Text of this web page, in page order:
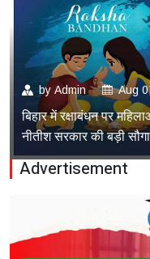
by Admin Aug
बिहार में रक्षाबंधन पर
नीतीश सरकार की बड़ी
Advertisement